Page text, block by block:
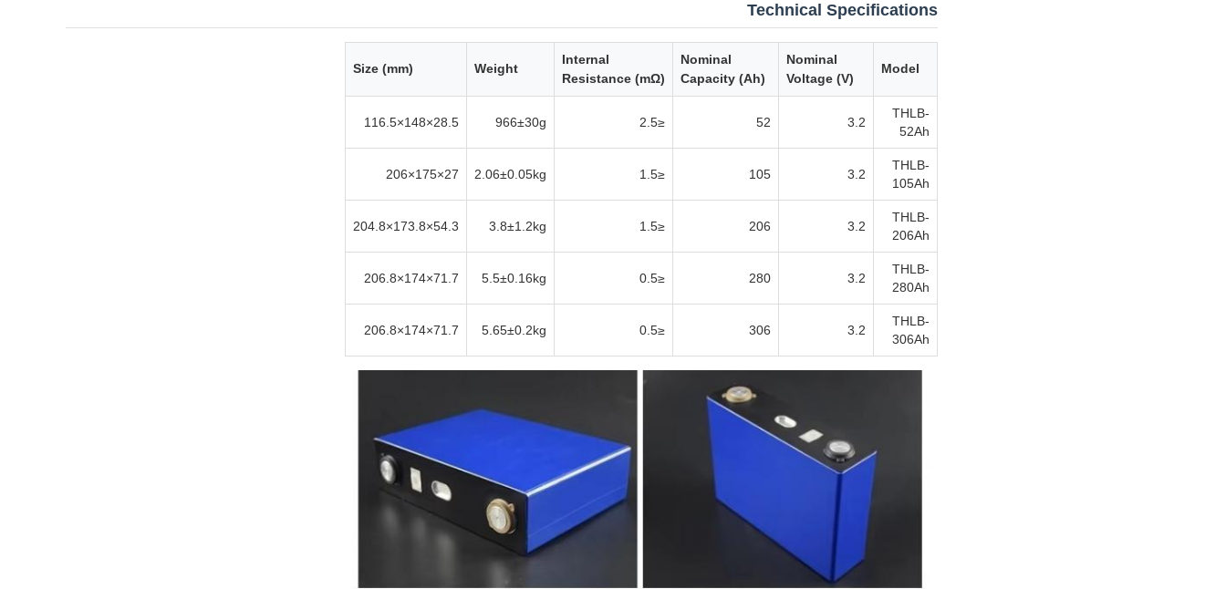
Technical Specifications
Model
Nominal
Voltage (V)
Nominal
Capacity (Ah)
Internal
Resistance (mΩ)
Weight
Size (mm)
THLB-
52Ah
3.2
52
≤2.5
966±30g
28.5×148×116.5
THLB-
105Ah
3.2
105
≤1.5
2.06±0.05kg
27×175×206
THLB-
206Ah
3.2
206
≤1.5
3.8±1.2kg
54.3×173.8×204.8
THLB-
280Ah
3.2
280
≤0.5
5.5±0.16kg
71.7×174×206.8
THLB-
306Ah
3.2
306
≤0.5
5.65±0.2kg
71.7×174×206.8